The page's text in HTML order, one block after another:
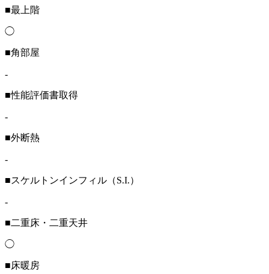
■最上階
◯
■角部屋
-
■性能評価書取得
-
■外断熱
-
■スケルトンインフィル（S.I.）
-
■二重床・二重天井
◯
■床暖房